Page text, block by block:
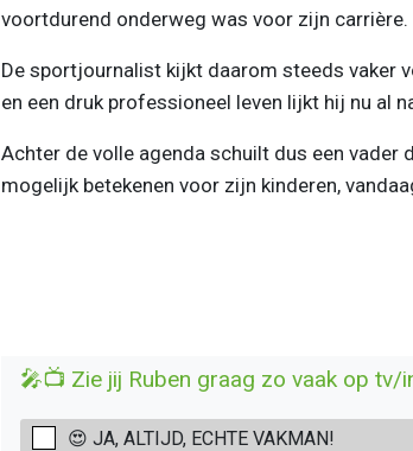
voortdurend onderweg was voor zijn carrière.
De sportjournalist kijkt daarom steeds vaker
en een druk professioneel leven lijkt hij nu al
Achter de volle agenda schuilt dus een vader
mogelijk betekenen voor zijn kinderen,
🎤📺 Zie jij Ruben graag zo vaak op tv/
😍 JA, ALTIJD, ECHTE VAKMAN!